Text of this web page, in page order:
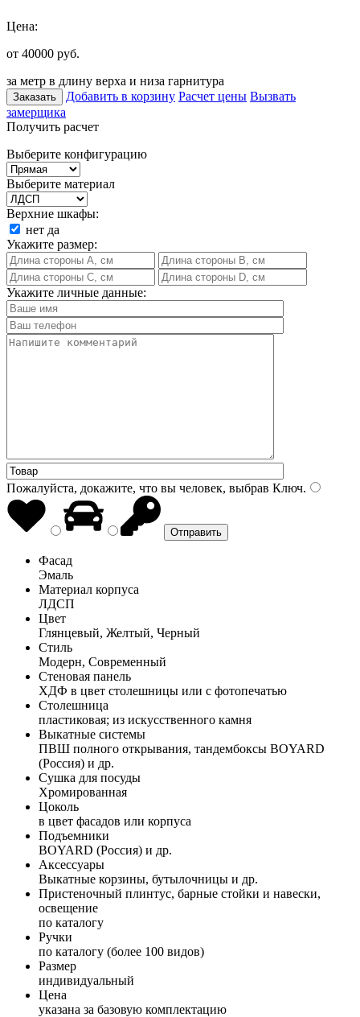
Цена:
от 40000 руб.
за метр в длину верха и низа гарнитура
Заказать Добавить в корзину Расчет цены Вызвать
замерщика
Получить расчет
Выберите конфигурацию
Выберите материал
Верхние шкафы:
нет да
Укажите размер:
Укажите личные данные:
Пожалуйста, докажите, что вы человек, выбрав Ключ.
Фасад
Эмаль
Материал корпуса
ЛДСП
Цвет
Глянцевый, Желтый, Черный
Стиль
Модерн, Современный
Стеновая панель
ХДФ в цвет столешницы или с фотопечатью
Столешница
пластиковая; из искусственного камня
Выкатные системы
ПВШ полного открывания, тандембоксы BOYARD
(Россия) и др.
Сушка для посуды
Хромированная
Цоколь
в цвет фасадов или корпуса
Подъемники
BOYARD (Россия) и др.
Аксессуары
Выкатные корзины, бутылочницы и др.
Пристеночный плинтус, барные стойки и навески,
освещение
по каталогу
Ручки
по каталогу (более 100 видов)
Размер
индивидуальный
Цена
указана за базовую комплектацию